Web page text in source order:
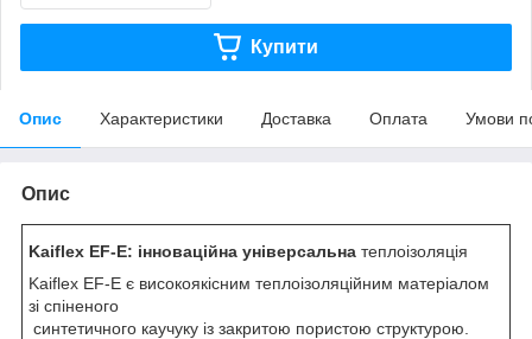
Купити
Опис Характеристики Доставка Оплата Умови
Опис
Kaiflex EF-E: інноваційна універсальна теплоізоляція
Kaiflex EF-E є високоякісним теплоізоляційним матеріалом
зі спіненого
синтетичного каучуку із закритою пористою структурою.